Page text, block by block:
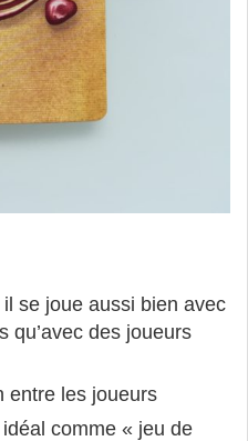
se joue aussi bien avec
qu’avec des joueurs
entre les joueurs
comme « jeu de